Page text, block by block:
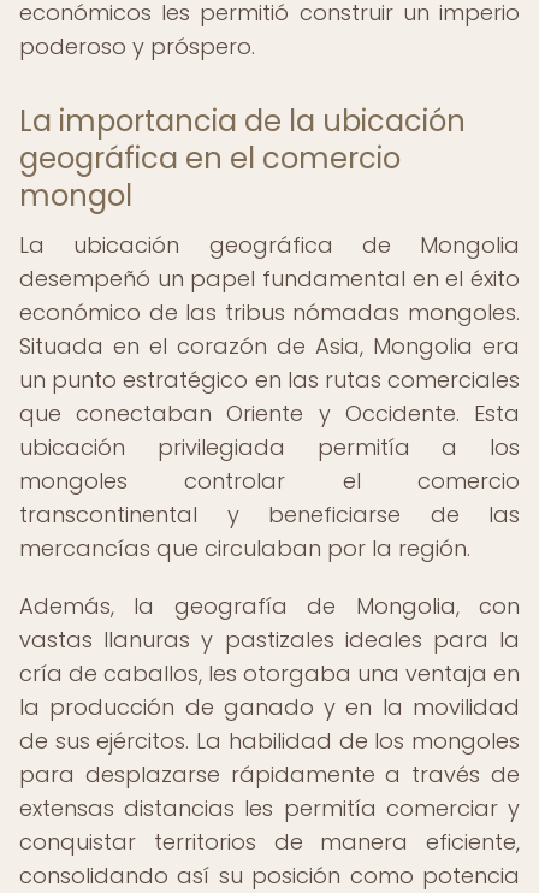
económicos les permitió construir un imperio
poderoso y próspero.
La importancia de la ubicación
geográfica en el comercio
mongol
La ubicación geográfica de Mongolia
desempeñó un papel fundamental en el éxito
económico de las tribus nómadas mongoles.
Situada en el corazón de Asia, Mongolia era
un punto estratégico en las rutas comerciales
que conectaban Oriente y Occidente. Esta
ubicación privilegiada permitía a los
mongoles controlar el comercio
transcontinental y beneficiarse de las
mercancías que circulaban por la región.
Además, la geografía de Mongolia, con
vastas llanuras y pastizales ideales para la
cría de caballos, les otorgaba una ventaja en
la producción de ganado y en la movilidad
de sus ejércitos. La habilidad de los mongoles
para desplazarse rápidamente a través de
extensas distancias les permitía comerciar y
conquistar territorios de manera eficiente,
consolidando así su posición como potencia